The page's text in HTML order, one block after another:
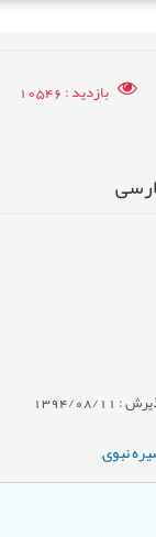
بازدید: 10546
08/11
نبوی,